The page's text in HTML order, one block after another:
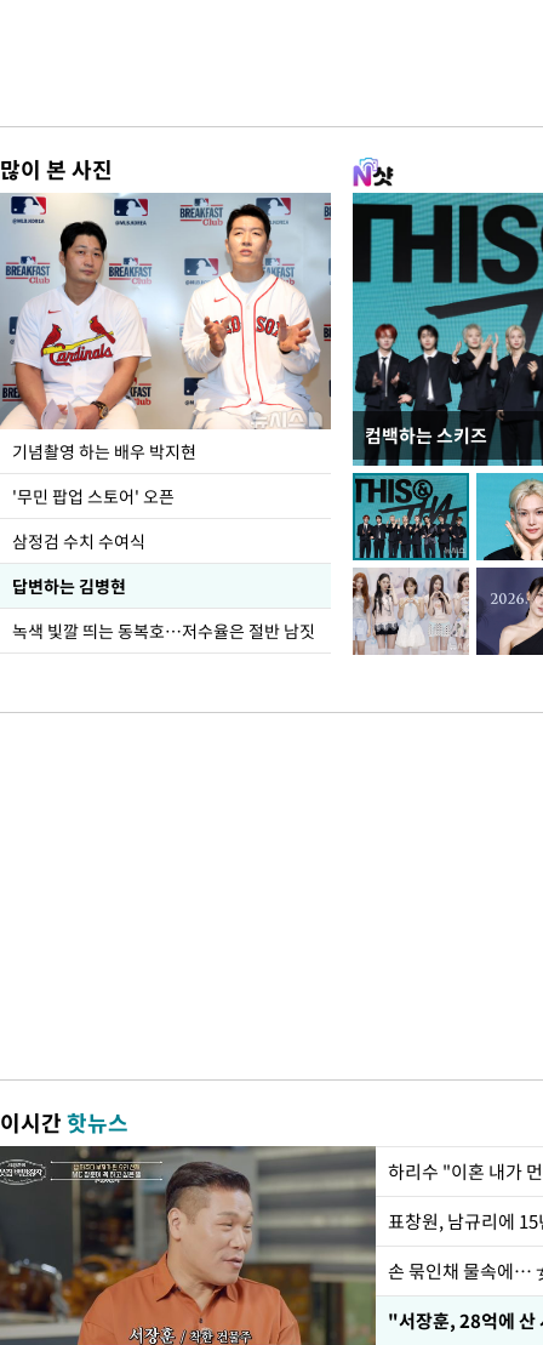
많이 본 사진
기념촬영 하는 배우 박지현
'무민 팝업 스토어' 오픈
삼정검 수치 수여식
답변하는 김병현
녹색 빛깔 띄는 동복호…저수율은 절반 남짓
컴백하는 스키즈
이 대통령, 국가폭력
가 책임지고 치유"
이시간핫뉴스
하리수 "이혼 내가
손 묶인채 물속에…
"서장훈, 28억에 산